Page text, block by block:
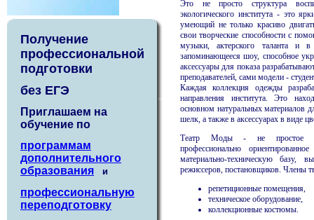
Получение
профессиональной
подготовки
без ЕГЭ
Приглашаем на
обучение по
программам
дополнительного
образования
и
профессиональную
переподготовку
Это не просто структура
экологического института - это
умеющий не только красиво
свои творческие способности с
музыки, актерского таланта и в
запоминающееся шоу, способное
аксессуары для показа
преподавателей, сами модели -
Каждая коллекция одежды
направления института. Это
основном натуральных материалов
шелк, а также в аксессуарах в виде
Театр Моды - не простое
профессионально
материально-техническую базу,
режиссеров, постановщиков. Члены
репетиционные помещения,
техническое оборудование,
коллекционные костюмы.